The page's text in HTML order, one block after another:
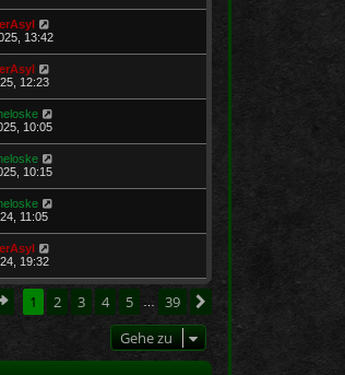
13:42
12:23
10:05
10:15
11:05
19:32
Seite von39
1 2 3 4 5 39
Gehe zu